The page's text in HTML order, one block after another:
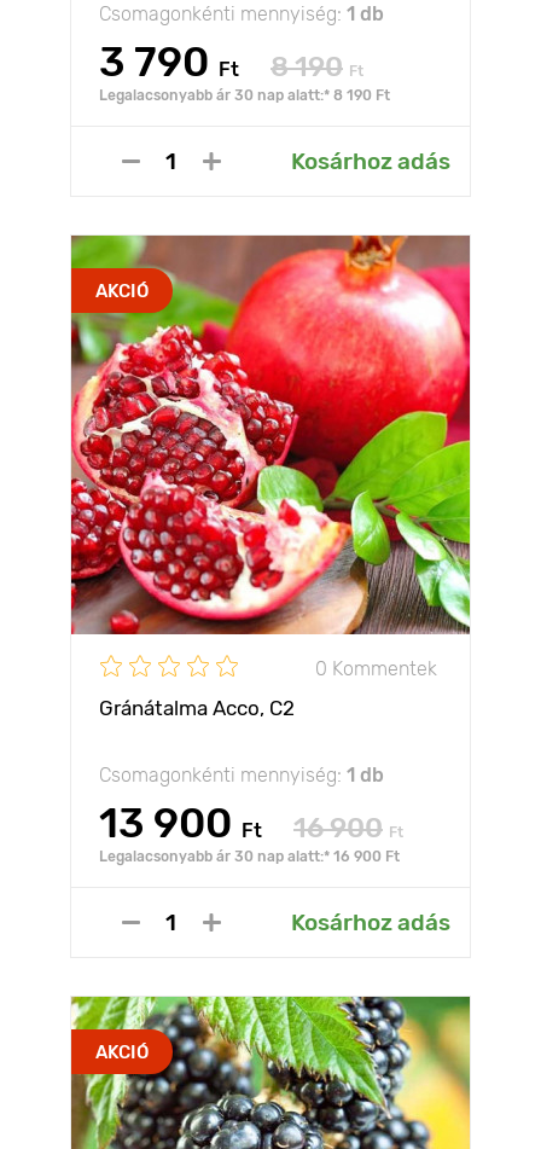
Csomagonkénti mennyiség: 1 db
3 790 Ft 8 190 Ft
Legalacsonyabb ár 30 nap alatt:* 8 190 Ft
Kosárhoz adás
AKCIÓ
0 Kommentek
Gránátalma Aссo, С2
Csomagonkénti mennyiség: 1 db
13 900 Ft 16 900 Ft
Legalacsonyabb ár 30 nap alatt:* 16 900 Ft
Kosárhoz adás
AKCIÓ